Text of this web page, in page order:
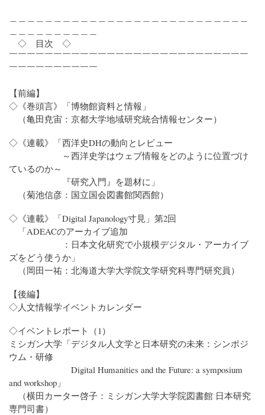
◇ 目次 ◇
￣￣￣￣￣￣￣￣￣￣￣￣￣￣￣￣￣￣￣￣￣￣￣￣￣￣￣
￣￣￣￣￣￣￣￣￣￣
【前編】
◇《巻頭言》「博物館資料と情報」
（亀田尭宙：京都大学地域研究統合情報センター）
◇《連載》「西洋史DHの動向とレビュー
～西洋史学はウェブ情報をどのように位置づけ
ているのか～
『研究入門』を題材に」
（菊池信彦：国立国会図書館関西館）
◇《連載》「Digital Japanology寸見」第2回
「ADEACのアーカイブ追加
：日本文化研究で小規模デジタル・アーカイブ
ズをどう使うか」
（岡田一祐：北海道大学大学院文学研究科専門研究員）
【後編】
◇人文情報学イベントカレンダー
◇イベントレポート（1）
ミシガン大学「デジタル人文学と日本研究の未来：シンポジ
ウム・研修
Digital Humanities and the Future: a symposium
and workshop」
（横田カーター啓子：ミシガン大学大学院図書館 日本研究
専門司書）